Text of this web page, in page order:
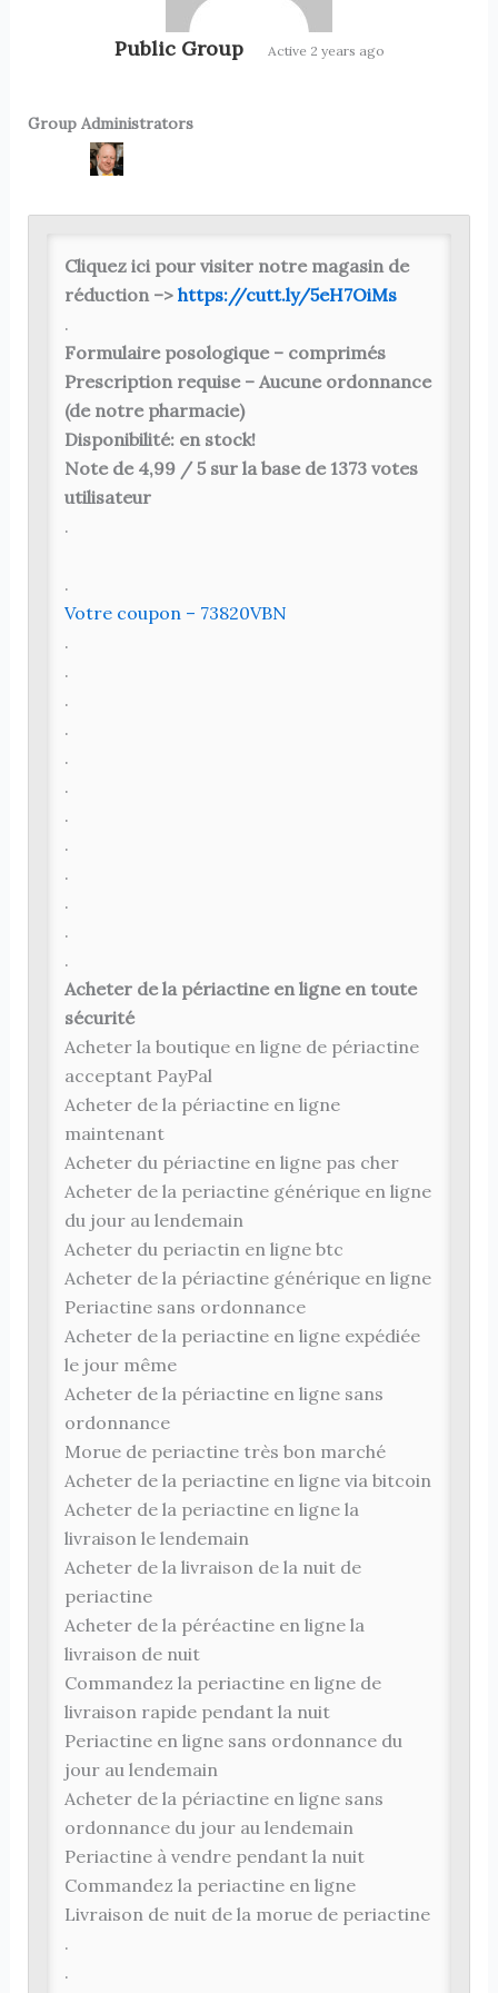
Public Group Active 2 years ago
Group
Group Administrators
Cliquez ici pour visiter notre magasin de
réduction –> https://cutt.ly/5eH7OiMs
.
Formulaire posologique – comprimés
Prescription requise – Aucune ordonnance
(de notre pharmacie)
Disponibilité: en stock!
Note de 4,99 / 5 sur la base de 1373 votes
utilisateur
.
.
Votre coupon – 73820VBN
.
.
.
.
.
.
.
.
.
.
.
.
Acheter de la périactine en ligne en toute
sécurité
Acheter la boutique en ligne de périactine
acceptant PayPal
Acheter de la périactine en ligne
maintenant
Acheter du périactine en ligne pas cher
Acheter de la periactine générique en ligne
du jour au lendemain
Acheter du periactin en ligne btc
Acheter de la périactine générique en ligne
Periactine sans ordonnance
Acheter de la periactine en ligne expédiée
le jour même
Acheter de la périactine en ligne sans
ordonnance
Morue de periactine très bon marché
Acheter de la periactine en ligne via bitcoin
Acheter de la periactine en ligne la
livraison le lendemain
Acheter de la livraison de la nuit de
periactine
Acheter de la péréactine en ligne la
livraison de nuit
Commandez la periactine en ligne de
livraison rapide pendant la nuit
Periactine en ligne sans ordonnance du
jour au lendemain
Acheter de la périactine en ligne sans
ordonnance du jour au lendemain
Periactine à vendre pendant la nuit
Commandez la periactine en ligne
Livraison de nuit de la morue de periactine
.
.